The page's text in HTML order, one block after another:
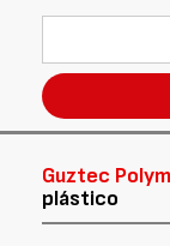
Guztec
plástico